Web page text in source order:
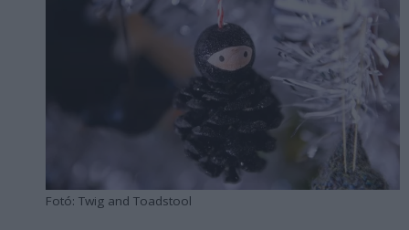
Fotó: Twig and Toadstool